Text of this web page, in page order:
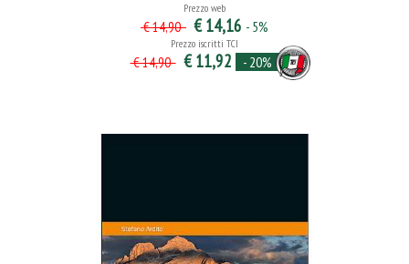
Prezzo web
€ 14,90 € 14,16 - 5%
Prezzo iscritti TCI
€ 14,90 € 11,92 - 20%